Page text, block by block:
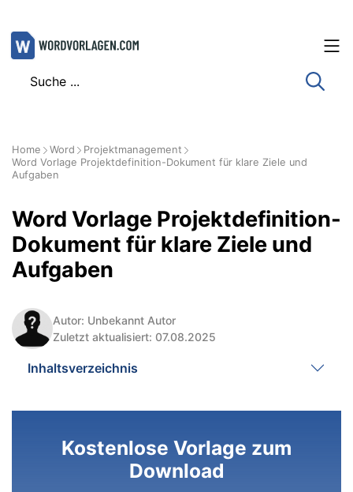
Zum
Inhalt
Home Word
Projektmanagement
Word Vorlage Projektdefinition-Dokument für klare Ziele und
Aufgaben
Word Vorlage Projektdefinition-
Dokument für klare Ziele und
Aufgaben
Autor: Unbekannt Autor
Zuletzt aktualisiert: 07.08.2025
Inhaltsverzeichnis
Kostenlose Vorlage zum
Download